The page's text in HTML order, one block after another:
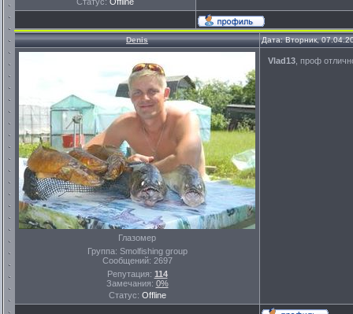
Denis Дата: Вторник,
Глазомер
Группа: Smolfishing group
Сообщений: 2697
Репутация: 114
Замечания: 0%
Статус: Offline
Vlad13 , проф